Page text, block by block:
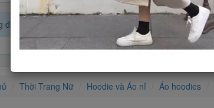
đang quan tâm đến 🔥...
Thời Trang Nữ Hoodie và Áo nỉ Áo hoodies